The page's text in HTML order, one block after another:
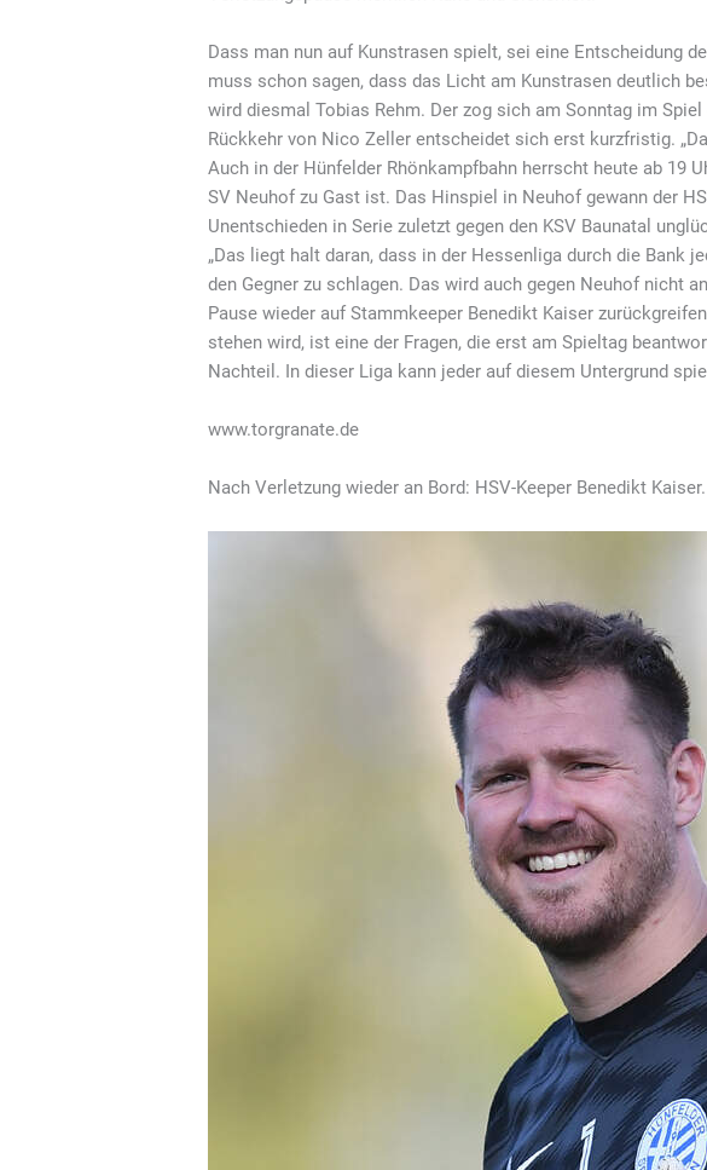
Dass man nun auf Kunstrasen spielt, sei eine Entscheidung
muss schon sagen, dass das Licht am Kunstrasen deutlich
wird diesmal Tobias Rehm. Der zog sich am Sonntag im
Rückkehr von Nico Zeller entscheidet sich erst kurzfristig.
Auch in der Hünfelder Rhönkampfbahn herrscht heute ab 19
SV Neuhof zu Gast ist. Das Hinspiel in Neuhof gewann der
Unentschieden in Serie zuletzt gegen den KSV Baunatal
„Das liegt halt daran, dass in der Hessenliga durch die Bank
den Gegner zu schlagen. Das wird auch gegen Neuhof nicht
Pause wieder auf Stammkeeper Benedikt Kaiser
stehen wird, ist eine der Fragen, die erst am Spieltag
Nachteil. In dieser Liga kann jeder auf diesem Untergrund
www.torgranate.de
Nach Verletzung wieder an Bord: HSV-Keeper Benedikt Kaiser.